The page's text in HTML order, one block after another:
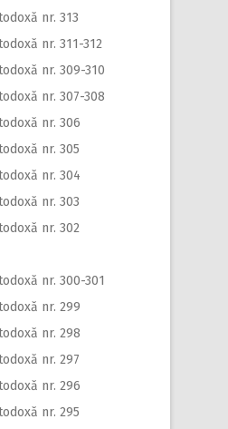
nr. 313
nr. 311-312
nr. 309-310
nr. 307-308
nr. 306
nr. 305
nr. 304
nr. 303
nr. 302
nr. 300-301
nr. 299
nr. 298
nr. 297
nr. 296
nr. 295